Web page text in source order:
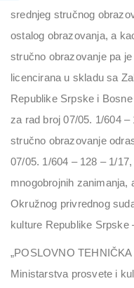
srednjeg stručnog
ostalog obrazovanja, a
stručno obrazovanje pa
licencirana u skladu sa
Republike Srpske i
za rad broj 07/05. 1/604
stručno obrazovanje
07/05. 1/604 – 128 – 1/
mnogobrojnih zanimanja,
Okružnog privrednog
kulture Republike Srpske
„POSLOVNO
Ministarstva prosvete i